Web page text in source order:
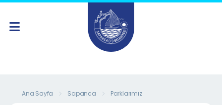
Ana Sayfa Sapanca Parklarımız